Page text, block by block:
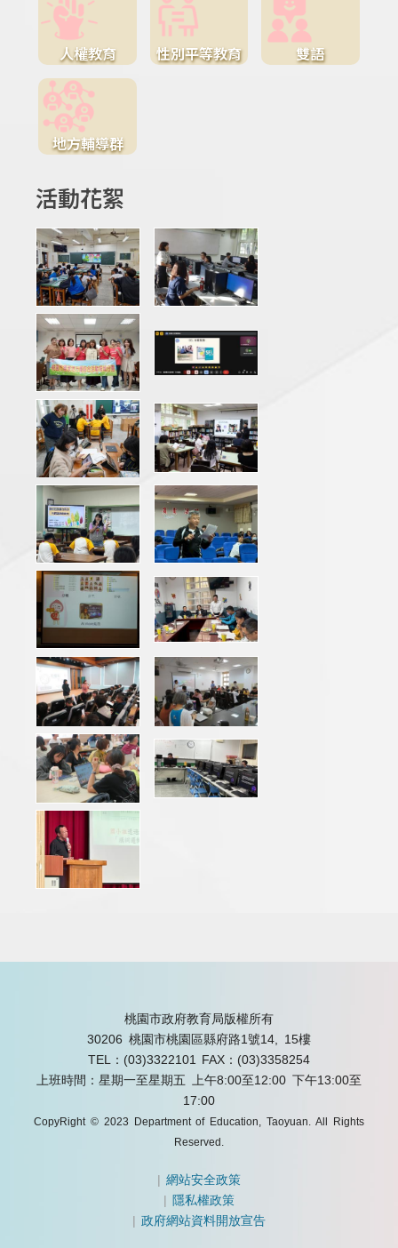
人權教育 性別平等教育 雙語
地方輔導群
活動花絮
桃園市政府教育局版權所有
30206 桃園市桃園區縣府路1號14, 15樓
TEL：(03)3322101 FAX：(03)3358254
上班時間：星期一至星期五 上午8:00至12:00 下午13:00至
17:00
CopyRight © 2023 Department of Education, Taoyuan. All Rights
Reserved.
|網站安全政策
| 隱私權政策
|政府網站資料開放宣告